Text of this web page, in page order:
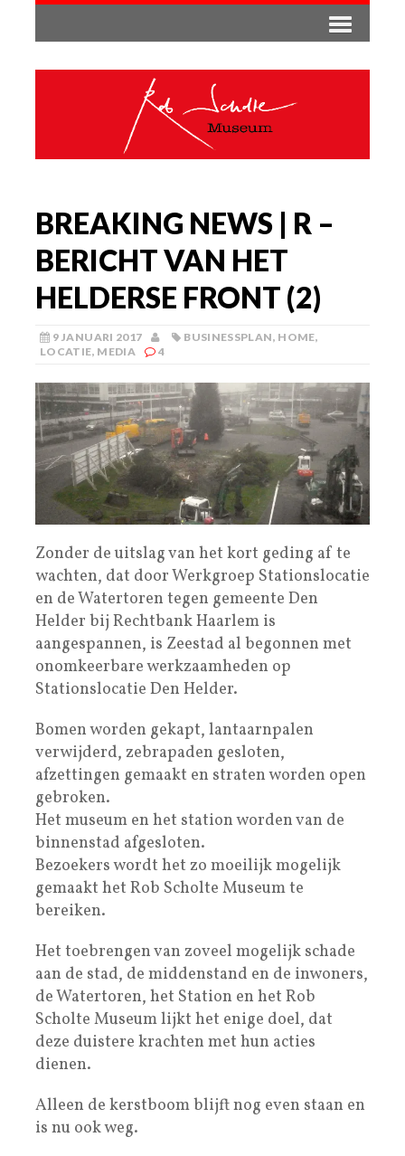
BREAKING NEWS | R –
BERICHT VAN HET
HELDERSE FRONT (2)
9 JANUARI 2017 BUSINESSPLAN, HOME,
LOCATIE, MEDIA 4
Zonder de uitslag van het kort geding af te
wachten, dat door Werkgroep Stationslocatie
en de Watertoren tegen gemeente Den
Helder bij Rechtbank Haarlem is
aangespannen, is Zeestad al begonnen met
onomkeerbare werkzaamheden op
Stationslocatie Den Helder.
Bomen worden gekapt, lantaarnpalen
verwijderd, zebrapaden gesloten,
afzettingen gemaakt en straten worden open
gebroken.
Het museum en het station worden van de
binnenstad afgesloten.
Bezoekers wordt het zo moeilijk mogelijk
gemaakt het Rob Scholte Museum te
bereiken.
Het toebrengen van zoveel mogelijk schade
aan de stad, de middenstand en de inwoners,
de Watertoren, het Station en het Rob
Scholte Museum lijkt het enige doel, dat
deze duistere krachten met hun acties
dienen.
Alleen de kerstboom blijft nog even staan en
is nu ook weg.